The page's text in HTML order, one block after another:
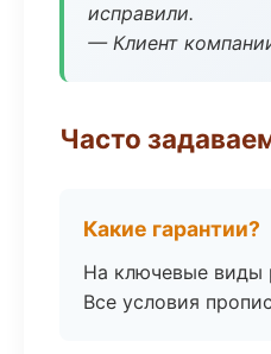
исправили.
— Клиент
Часто
Какие гарантии?
На ключевые виды
Все условия